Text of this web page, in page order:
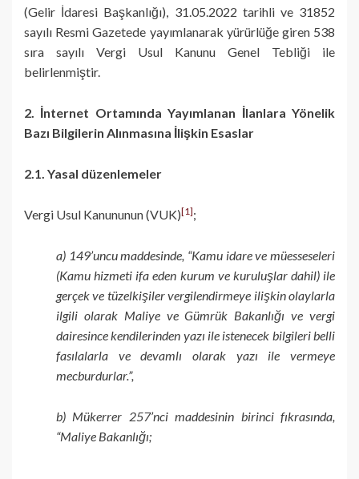
(Gelir İdaresi Başkanlığı), 31.05.2022 tarihli ve 31852
sayılı Resmi Gazetede yayımlanarak yürürlüğe giren 538
sıra sayılı Vergi Usul Kanunu Genel Tebliği ile
belirlenmiştir.
2. İnternet Ortamında Yayımlanan İlanlara Yönelik
Bazı Bilgilerin Alınmasına İlişkin Esaslar
2.1. Yasal düzenlemeler
Vergi Usul Kanununun (VUK)[1];
a) 149’uncu maddesinde, “Kamu idare ve müesseseleri
(Kamu hizmeti ifa eden kurum ve kuruluşlar dahil) ile
gerçek ve tüzelkişiler vergilendirmeye ilişkin olaylarla
ilgili olarak Maliye ve Gümrük Bakanlığı ve vergi
dairesince kendilerinden yazı ile istenecek bilgileri belli
fasılalarla ve devamlı olarak yazı ile vermeye
mecburdurlar.”,
b) Mükerrer 257’nci maddesinin birinci fıkrasında,
“Maliye Bakanlığı;